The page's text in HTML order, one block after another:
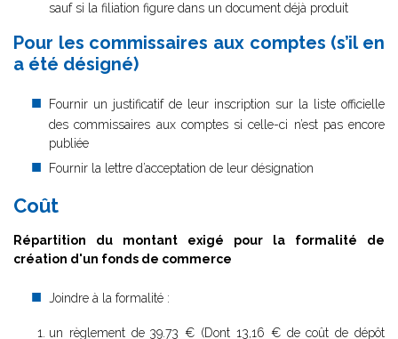
sauf si la filiation figure dans un document déjà produit
Pour les commissaires aux comptes (s’il en
a été désigné)
Fournir un justificatif de leur inscription sur la liste officielle
des commissaires aux comptes si celle-ci n’est pas encore
publiée
Fournir la lettre d’acceptation de leur désignation
Coût
Répartition du montant exigé pour la formalité de
création d'un fonds de commerce
Joindre à la formalité :
un règlement de 39.73 € (Dont 13,16 € de coût de dépôt